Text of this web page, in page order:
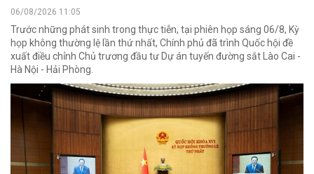
06/08/2026 11:05
Trước những phát sinh trong thực tiễn, tại phiên họp sáng 06/8, Kỳ
họp không thường lệ lần thứ nhất, Chính phủ đã trình Quốc hội đề
xuất điều chỉnh Chủ trương đầu tư Dự án tuyến đường sắt Lào Cai -
Hà Nội - Hải Phòng.